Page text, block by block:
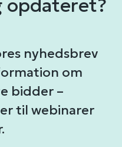
opdateret?
nyhedsbrev
om
bidder –
til webinarer